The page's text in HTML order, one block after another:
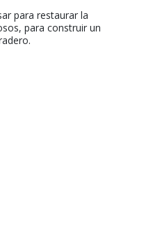
para restaurar la
para construir un